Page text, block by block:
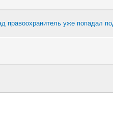
правоохранитель уже попадал